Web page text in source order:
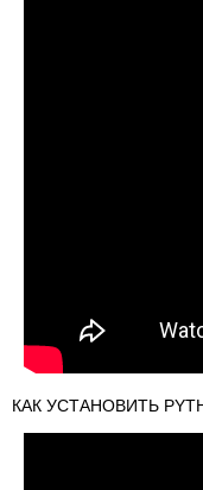
КАК УСТАНОВИТЬ